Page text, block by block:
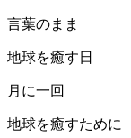
言葉のまま
地球を癒す日
月に一回
地球を癒すために